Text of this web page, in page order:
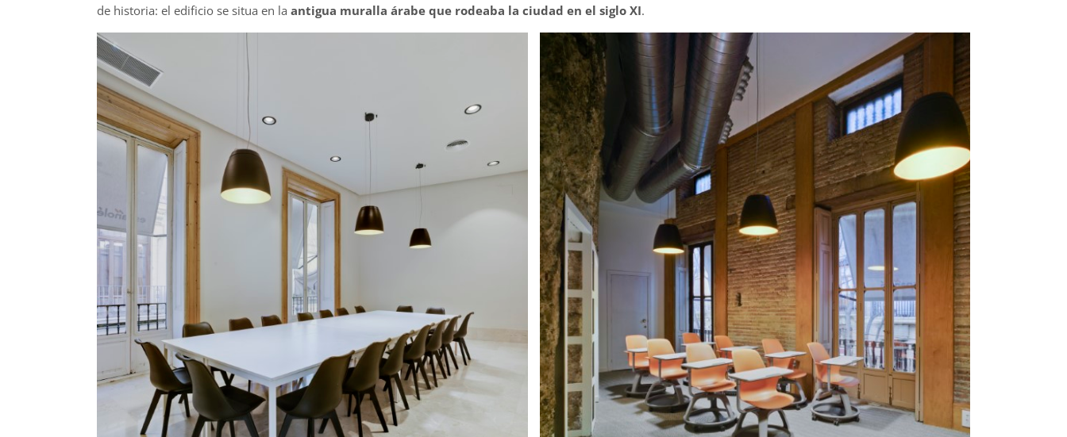
de historia: el edificio se situa en la antigua muralla árabe que rodeaba la ciudad en el siglo XI.